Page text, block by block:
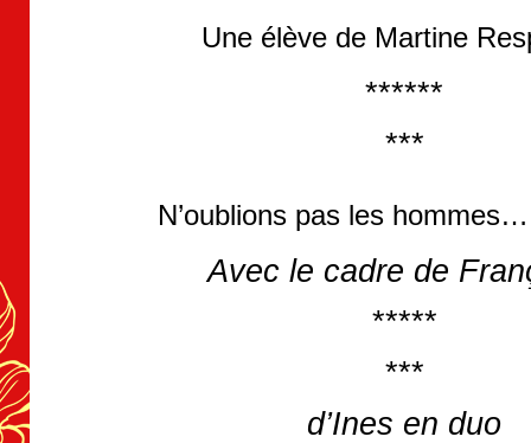
Une élève de Martine
******
***
N’oublions pas les
Avec le cadre de
*****
***
d’Ines en duo